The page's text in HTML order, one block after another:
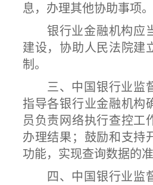
息，办理其他协助事项。
银行业金融机构应
建设，协助人民法院建
制。
三、中国银行业监
指导各银行业金融机构
员负责网络执行查控工
办理结果；鼓励和支持
功能，实现查询数据的准
四、中国银行业监